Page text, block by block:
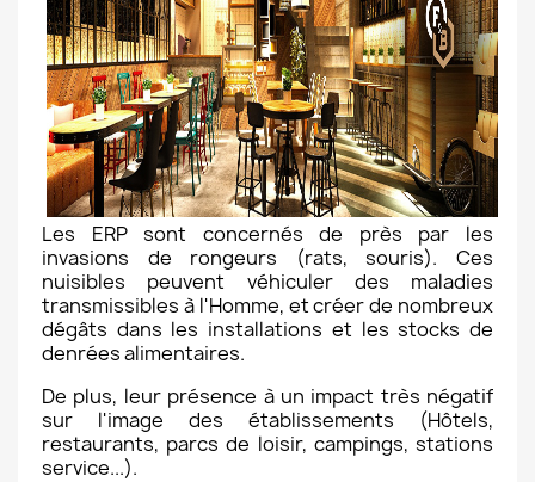
Les ERP sont concernés de près par les
invasions de rongeurs (rats, souris). Ces
nuisibles peuvent véhiculer des maladies
transmissibles à l'Homme, et créer de nombreux
dégâts dans les installations et les stocks de
denrées alimentaires.
De plus, leur présence à un impact très négatif
sur l'image des établissements (Hôtels,
restaurants, parcs de loisir, campings, stations
service...).